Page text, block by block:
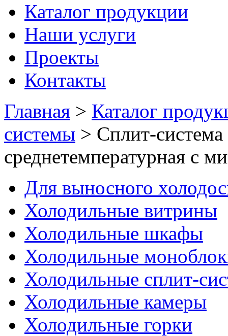
Каталог продукции
Наши услуги
Проекты
Контакты
Главная > Каталог
системы > Сплит-
среднетемпературная с
Для выносного
Холодильные витрины
Холодильные шкафы
Холодильные
Холодильные сплит-
Холодильные камеры
Холодильные горки